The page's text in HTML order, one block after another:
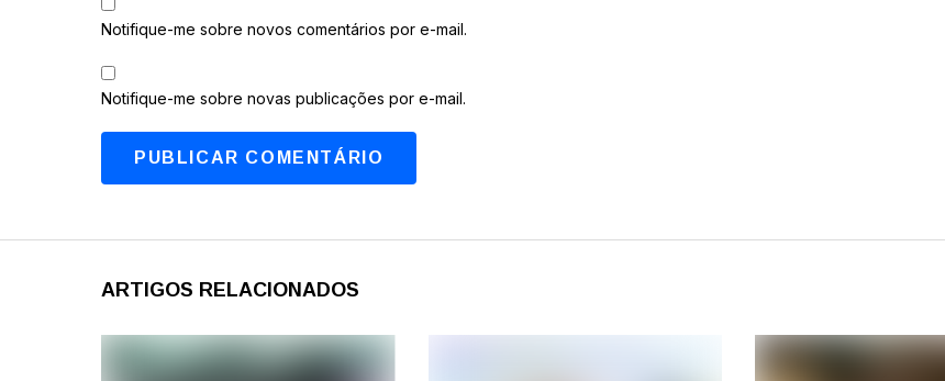
Notifique-me sobre novos comentários por e-mail.
Notifique-me sobre novas publicações por e-mail.
ARTIGOS RELACIONADOS